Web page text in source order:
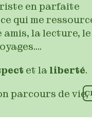
en parfaite
qui me
amis, la lecture, le
et la liberté.
parcours de vie,